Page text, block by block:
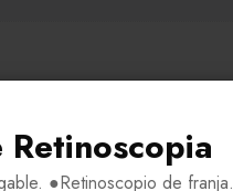
Retinoscopia
●Retinoscopio de franja.